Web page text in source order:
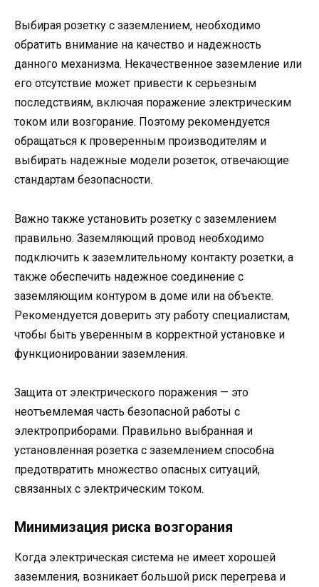
Выбирая розетку с заземлением, необходимо
обратить внимание на качество и надежность
данного механизма. Некачественное заземление или
его отсутствие может привести к серьезным
последствиям, включая поражение электрическим
током или возгорание. Поэтому рекомендуется
обращаться к проверенным производителям и
выбирать надежные модели розеток, отвечающие
стандартам безопасности.
Важно также установить розетку с заземлением
правильно. Заземляющий провод необходимо
подключить к заземлительному контакту розетки, а
также обеспечить надежное соединение с
заземляющим контуром в доме или на объекте.
Рекомендуется доверить эту работу специалистам,
чтобы быть уверенным в корректной установке и
функционировании заземления.
Защита от электрического поражения — это
неотъемлемая часть безопасной работы с
электроприборами. Правильно выбранная и
установленная розетка с заземлением способна
предотвратить множество опасных ситуаций,
связанных с электрическим током.
Минимизация риска возгорания
Когда электрическая система не имеет хорошей
заземления, возникает большой риск перегрева и